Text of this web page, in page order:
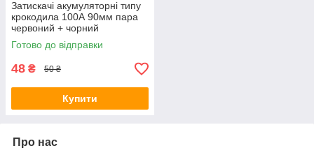
Затискачі акумуляторні типу
крокодила 100А 90мм пара
червоний + чорний
Готово до відправки
48 ₴ 50 ₴
Купити
Про нас